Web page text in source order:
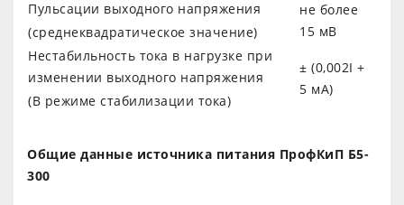
Пульсации выходного напряжения
не более
15 мВ
(среднеквадратическое значение)
Нестабильность тока в нагрузке при
изменении выходного напряжения
± (0,002I +
5 мА)
(В режиме стабилизации тока)
Общие данные источника питания ПрофКиП Б5-
300